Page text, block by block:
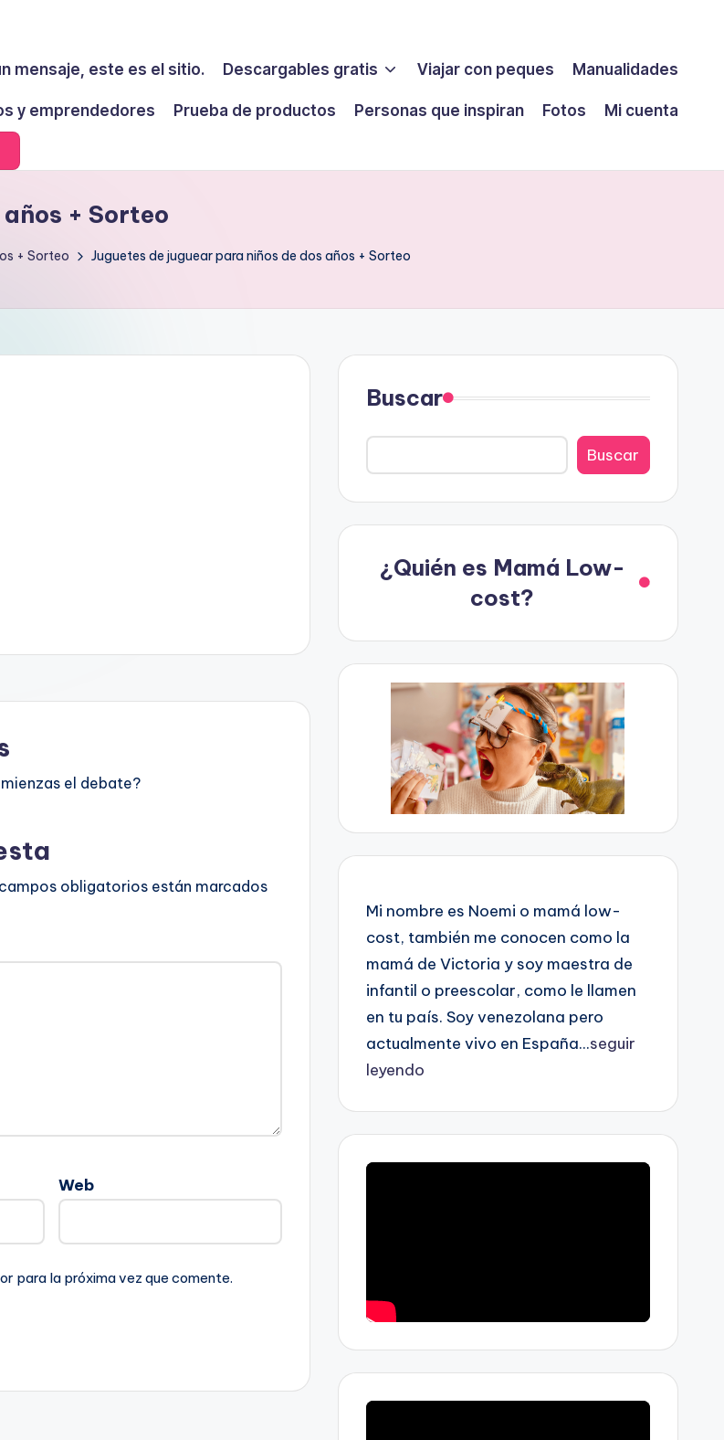
mensaje, este es el sitio. Descargables gratis Viajar con peques Manualidades
y emprendedores Prueba de productos Personas que inspiran Fotos
Mi cuenta
+ Sorteo
+ Sorteo Juguetes de juguear para niños de dos años + Sorteo
el debate?
obligatorios están marcados
Web
para la próxima vez que comente.
Buscar
Buscar
¿Quién es Mamá Low-
cost?
Mi nombre es Noemi o mamá low-
cost, también me conocen como la
mamá de Victoria y soy maestra de
infantil o preescolar, como le llamen
en tu país. Soy venezolana pero
actualmente vivo en España...seguir
leyendo